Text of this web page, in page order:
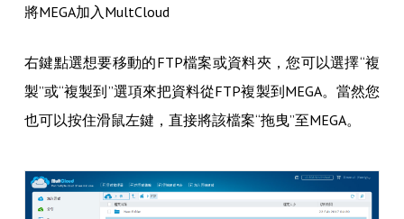
將MEGA加入MultCloud
右鍵點選想要移動的FTP檔案或資料夾，您可以選擇“複
製”或“複製到”選項來把資料從FTP複製到MEGA。當然您
也可以按住滑鼠左鍵，直接將該檔案“拖曳”至MEGA。